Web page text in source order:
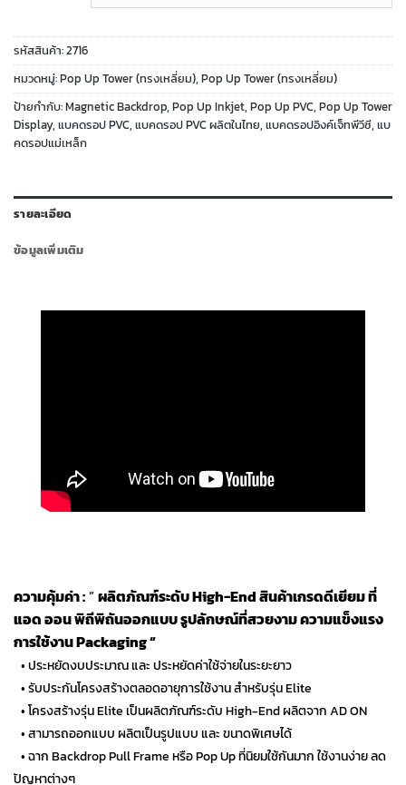
รหัสสินค้า:2716
หมวดหมู่:Pop Up Tower (ทรงเหลี่ยม), Pop Up Tower (ทรงเหลี่ยม)
ป้ายกำกับ:Magnetic Backdrop, Pop Up Inkjet, Pop Up PVC, Pop Up Tower
Display, แบคดรอป PVC, แบคดรอป PVC ผลิตในไทย, แบคดรอปอิงค์เจ็ทพีวีซี, แบ
คดรอปแม่เหล็ก
รายละเอียด
ข้อมูลเพิ่มเติม
ความคุ้มค่า :”ผลิตภัณฑ์ระดับ High-End สินค้าเกรดดีเยียม ที่
แอด ออน พิถีพิถันออกแบบ รูปลักษณ์ที่สวยงาม ความแข็งแรง
การใช้งาน Packaging “
• ประหยัดงบประมาณ และ ประหยัดค่าใช้จ่ายในระยะยาว
• รับประกันโครงสร้างตลอดอายุการใช้งาน สำหรับรุ่น Elite
• โครงสร้างรุ่น Elite เป็นผลิตภัณฑ์ระดับ High-End ผลิตจาก AD ON
• สามารถออกแบบ ผลิตเป็นรูปแบบ และ ขนาดพิเศษได้
• ฉาก Backdrop Pull Frame หรือ Pop Up ที่นิยมใช้กันมาก ใช้งานง่าย ลด
ปัญหาต่างๆ